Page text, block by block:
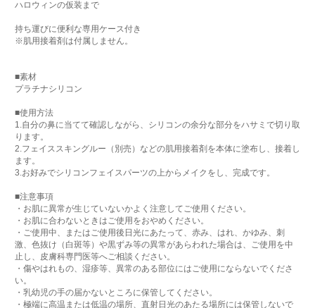
ハロウィンの仮装まで
持ち運びに便利な専用ケース付き
※肌用接着剤は付属しません。
■素材
プラチナシリコン
■使用方法
1.自分の鼻に当てて確認しながら、シリコンの余分な部分をハサミで切り取
ります。
2.フェイススキングルー（別売）などの肌用接着剤を本体に塗布し、接着し
ます。
3.お好みでシリコンフェイスパーツの上からメイクをし、完成です。
■注意事項
・お肌に異常が生じていないかよく注意してご使用ください。
・お肌に合わないときはご使用をおやめください。
・ご使用中、またはご使用後日光にあたって、赤み、はれ、かゆみ、刺
激、色抜け（白斑等）や黒ずみ等の異常があらわれた場合は、ご使用を中
止し、皮膚科専門医等へご相談ください。
・傷やはれもの、湿疹等、異常のある部位にはご使用にならないでくださ
い。
・乳幼児の手の届かないところに保管してください。
・極端に高温または低温の場所、直射日光のあたる場所には保管しないで